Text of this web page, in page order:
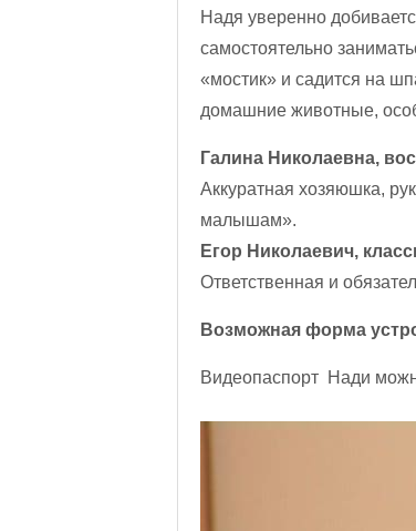
Надя уверенно
самостоятельно
«мостик» и садится на
домашние животные,
Галина Николаевна,
Аккуратная хозяюшка,
малышам».
Егор Николаевич,
Ответственная и
Возможная форма
Видеопаспорт Нади